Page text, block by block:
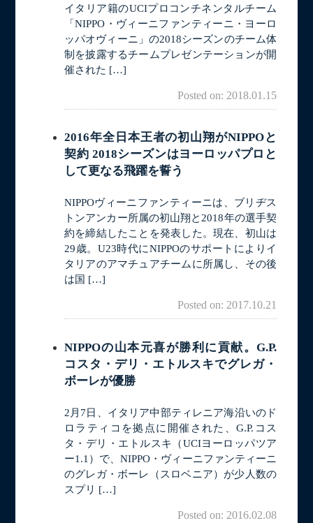
イタリア籍のUCIプロコンチネンタルチーム
「NIPPO・ヴィーニファンティーニ・ヨーロ
ッパオヴィーニ」の2018シーズンのチーム体
制を披露するチームプレゼンテーションが開
催された […]
Posted on: 2018.01.15
2016年全日本王者の初山翔がNIPPOと
契約 2018シーズンはヨーロッパプロと
して更なる飛躍を誓う
NIPPOヴィーニファンティーニは、ブリヂス
トンアンカー所属の初山翔と2018年の選手契
約を締結したことを発表した。現在、初山は
29歳。U23時代にNIPPOのサポートによりイ
タリアのアマチュアチームに所属し、その後
は国 […]
Posted on: 2017.10.21
NIPPOの山本元喜が勝利に貢献。G.P.
コスタ・デリ・エトルスキでグレガ・
ボーレが優勝
2月7日、イタリア中部ティレニア海沿いのド
ロラティコを拠点に開催された、G.P.コス
タ・デリ・エトルスキ（UCIヨーロッパツア
ー1.1）で、NIPPO・ヴィーニファンティーニ
のグレガ・ボーレ（スロベニア）が少人数の
スプリ […]
Posted on: 2016.02.08